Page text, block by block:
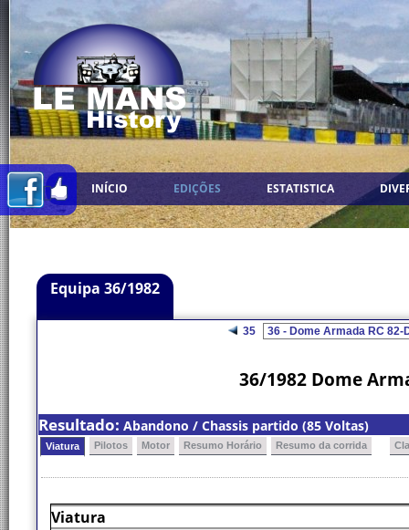
INÍCIO EDIÇÕES ESTATISTICA
Equipa 36/1982
35
36/1982 Dome
Resultado: Abandono / Chassis partido (85 Voltas)
Viatura Pilotos Motor Resumo Horário Resumo da corrida
Viatura